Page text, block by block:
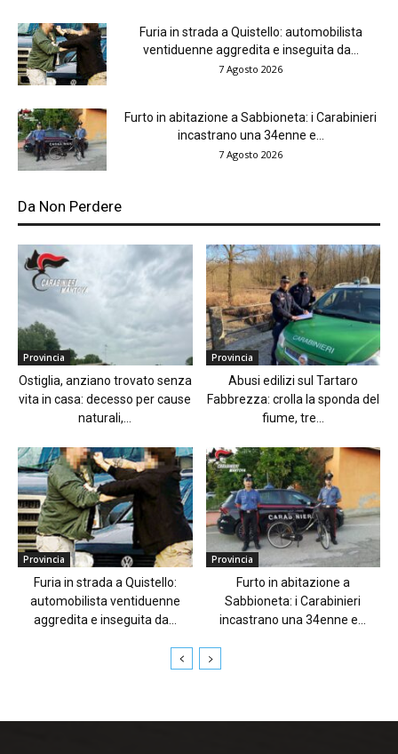
Furia in strada a Quistello: automobilista
ventiduenne aggredita e inseguita da...
7 Agosto 2026
Furto in abitazione a Sabbioneta: i Carabinieri
incastrano una 34enne e...
7 Agosto 2026
Da Non Perdere
Provincia
Ostiglia, anziano trovato senza
vita in casa: decesso per cause
naturali,...
Provincia
Abusi edilizi sul Tartaro
Fabbrezza: crolla la sponda del
fiume, tre...
Provincia
Furia in strada a Quistello:
automobilista ventiduenne
aggredita e inseguita da...
Provincia
Furto in abitazione a
Sabbioneta: i Carabinieri
incastrano una 34enne e...